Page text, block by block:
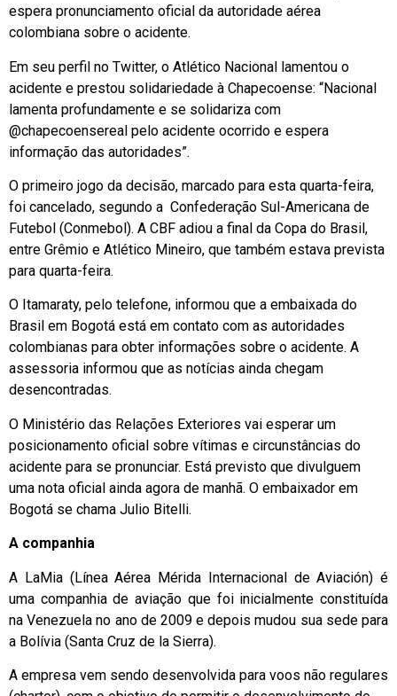
espera pronunciamento oficial da autoridade aérea
colombiana sobre o acidente.
Em seu perfil no Twitter, o Atlético Nacional lamentou o
acidente e prestou solidariedade à Chapecoense: “Nacional
lamenta profundamente e se solidariza com
@chapecoensereal pelo acidente ocorrido e espera
informação das autoridades”.
O primeiro jogo da decisão, marcado para esta quarta-feira,
foi cancelado, segundo a Confederação Sul-Americana de
Futebol (Conmebol). A CBF adiou a final da Copa do Brasil,
entre Grêmio e Atlético Mineiro, que também estava prevista
para quarta-feira.
O Itamaraty, pelo telefone, informou que a embaixada do
Brasil em Bogotá está em contato com as autoridades
colombianas para obter informações sobre o acidente. A
assessoria informou que as notícias ainda chegam
desencontradas.
O Ministério das Relações Exteriores vai esperar um
posicionamento oficial sobre vítimas e circunstâncias do
acidente para se pronunciar. Está previsto que divulguem
uma nota oficial ainda agora de manhã. O embaixador em
Bogotá se chama Julio Bitelli.
A companhia
A LaMia (Línea Aérea Mérida Internacional de Aviación) é
uma companhia de aviação que foi inicialmente constituída
na Venezuela no ano de 2009 e depois mudou sua sede para
a Bolívia (Santa Cruz de la Sierra).
A empresa vem sendo desenvolvida para voos não regulares